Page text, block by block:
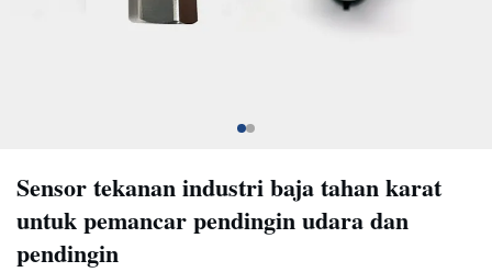
Sensor tekanan industri baja tahan karat
untuk pemancar pendingin udara dan
pendingin